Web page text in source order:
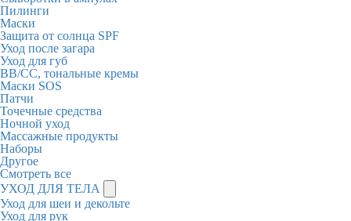
Пилинги
Маски
Защита от солнца SPF
Уход после загара
Уход для губ
BB/CC, тональные кремы
Маски SOS
Патчи
Точечные средства
Ночной уход
Массажные продукты
Наборы
Другое
Смотреть все
УХОД ДЛЯ ТЕЛА
Уход для шеи и декольте
Уход для рук